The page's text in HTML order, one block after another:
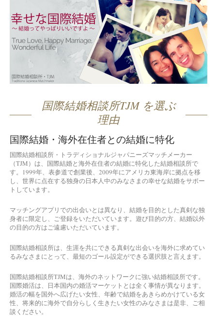
国際結婚相談所TJM を選ぶ
理由
国際結婚・海外在住者との結婚に特化
国際結婚相談所・トラディショナルジャパニーズマッチメーカー
（TJM）は、国際結婚と海外在住者の結婚に特化した結婚相談所で
す。1999年、表参道で創業後、2009年にアメリカ東海岸に拠点を移
し、世界に点在する独身の日本人中のみなさまの幸せな結婚をサポー
トしています。
マッチングアプリでの出会いとは異なり、結婚を目的とした真剣な独
身者に限定し、ご登録をいただいています。遊び目的の方、結婚以外
の目的の方はご遠慮いただいています。
国際結婚相談所は、生涯を共にできる真剣な出会いを海外に求めてい
るみなさまにとって、最短のゴール設定ができる選択肢と言えます。
国際結婚相談所TJMは、海外のネットワークに強い結婚相談所です。
国際婚活は、日本国内の婚活マーケットとは全く事情が異なります。
婚活の幅を国外へ広げたい女性、年齢で結婚をあきらめかけている女
性、将来的に海外で自分らしく生きたい女性のみなさまは是非、ご相
談ください。